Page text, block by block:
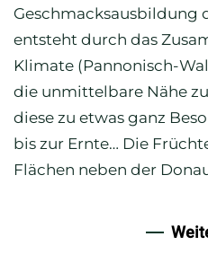
Geschmacksausbildung
entsteht durch das
Klimate (Pannonisch-
die unmittelbare Nähe
diese zu etwas ganz
bis zur Ernte… Die
Flächen neben der